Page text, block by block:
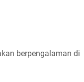
berpengalaman di